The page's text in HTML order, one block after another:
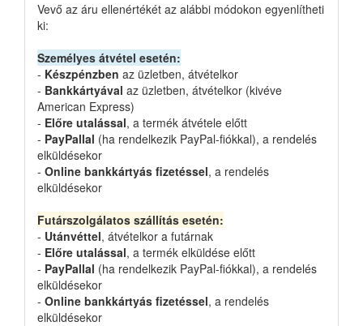
Vevő az áru ellenértékét az alábbi módokon egyenlítheti
ki:
Személyes átvétel esetén:
- Készpénzben az üzletben, átvételkor
- Bankkártyával az üzletben, átvételkor (kivéve
American Express)
- Előre utalással, a termék átvétele előtt
- PayPallal (ha rendelkezik PayPal-fiókkal), a rendelés
elküldésekor
- Online bankkártyás fizetéssel, a rendelés
elküldésekor
Futárszolgálatos szállítás esetén:
- Utánvéttel, átvételkor a futárnak
- Előre utalással, a termék elküldése előtt
- PayPallal (ha rendelkezik PayPal-fiókkal), a rendelés
elküldésekor
- Online bankkártyás fizetéssel, a rendelés
elküldésekor